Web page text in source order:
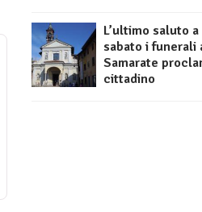
L’ultimo saluto
sabato i funerali
Samarate
cittadino